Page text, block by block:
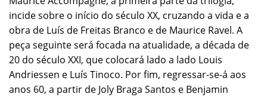
incide sobre o início do século XX, cruzando a vida e a
obra de Luís de Freitas Branco e de Maurice Ravel. A
peça seguinte será focada na atualidade, a década de
20 do século XXI, que colocará lado a lado Louis
Andriessen e Luís Tinoco. Por fim, regressar-se-á aos
anos 60, a partir de Joly Braga Santos e Benjamin